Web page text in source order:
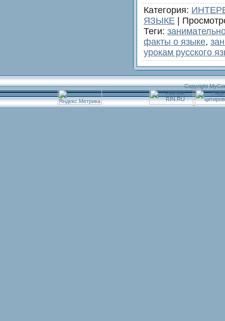
Категория:
ЯЗЫКЕ |
Теги:
факты о языке,
урокам русского
Copyright